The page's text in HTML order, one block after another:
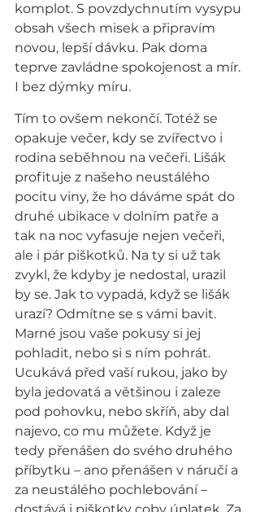
komplot. S povzdychnutím vysypu
obsah všech misek a připravím
novou, lepší dávku. Pak doma
teprve zavládne spokojenost a mír.
I bez dýmky míru.
Tím to ovšem nekončí. Totéž se
opakuje večer, kdy se zvířectvo i
rodina seběhnou na večeři. Lišák
profituje z našeho neustálého
pocitu viny, že ho dáváme spát do
druhé ubikace v dolním patře a
tak na noc vyfasuje nejen večeři,
ale i pár piškotků. Na ty si už tak
zvykl, že kdyby je nedostal, urazil
by se. Jak to vypadá, když se lišák
urazí? Odmítne se s vámi bavit.
Marné jsou vaše pokusy si jej
pohladit, nebo si s ním pohrát.
Ucukává před vaší rukou, jako by
byla jedovatá a většinou i zaleze
pod pohovku, nebo skříň, aby dal
najevo, co mu můžete. Když je
tedy přenášen do svého druhého
příbytku – ano přenášen v náručí a
za neustálého pochlebování –